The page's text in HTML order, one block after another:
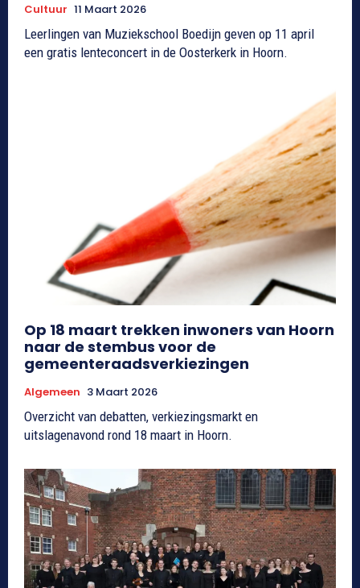
Cultuur 11 Maart 2026
Leerlingen van Muziekschool Boedijn geven op 11 april
een gratis lenteconcert in de Oosterkerk in Hoorn.
Op 18 maart trekken inwoners van Hoorn
naar de stembus voor de
gemeenteraadsverkiezingen
Algemeen 3 Maart 2026
Overzicht van debatten, verkiezingsmarkt en
uitslagenavond rond 18 maart in Hoorn.